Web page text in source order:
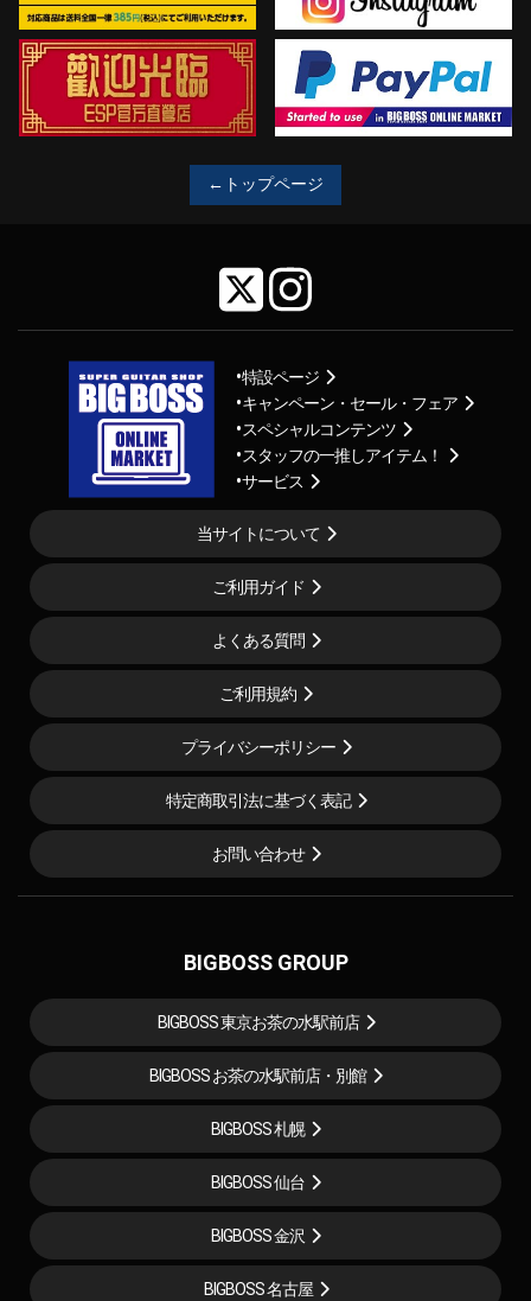
←トップページ
特設ページ
キャンペーン・セール・フェア
スペシャルコンテンツ
スタッフの一推しアイテム！
サービス
当サイトについて
ご利用ガイド
よくある質問
ご利用規約
プライバシーポリシー
特定商取引法に基づく表記
お問い合わせ
BIGBOSS GROUP
BIGBOSS 東京お茶の水駅前店
BIGBOSS お茶の水駅前店・別館
BIGBOSS 札幌
BIGBOSS 仙台
BIGBOSS 金沢
BIGBOSS 名古屋